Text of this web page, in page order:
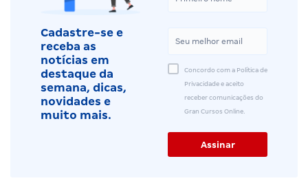
Cadastre-se e
receba as
notícias em
destaque da
semana, dicas,
novidades e
muito mais.
Concordo com a Política de
Privacidade e aceito
receber comunicações do
Gran Cursos Online.